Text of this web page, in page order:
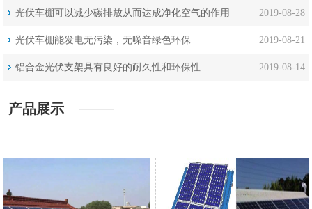
光伏车棚可以减少碳排放从而达成净化空气的作用 2019-08-28
光伏车棚能发电无污染，无噪音绿色环保 2019-08-21
铝合金光伏支架具有良好的耐久性和环保性 2019-08-14
产品展示